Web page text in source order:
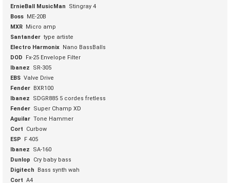
ErnieBall MusicMan
Stingray 4
Boss ME-20B
MXR Micro amp
Santander type artiste
Electro Harmonix Nano BassBalls
DOD
Fx-25 Envelope Filter
Ibanez
SR-305
EBS Valve Drive
Fender BXR100
Ibanez
SDGR885 5 cordes fretless
Fender Super Champ XD
Aguilar Tone Hammer
Cort
Curbow
ESP
F 405
Ibanez
SA-160
Dunlop
Cry baby bass
Digitech
Bass synth wah
Cort A4